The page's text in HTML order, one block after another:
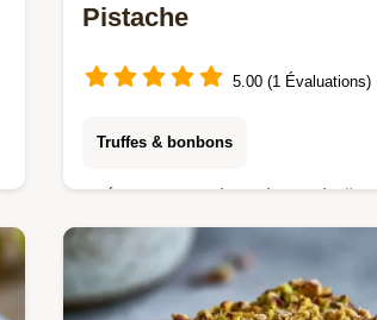
Pistache
5.00 (1 Évaluations)
Truffes & bonbons
Préparez ce Chocolat Dubaï
croustillant. Cette recette
Dubaï pistache faite maison
tableau des substitutions. Prêt